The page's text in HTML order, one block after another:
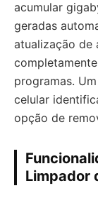
acumular
geradas
atualização de
programas.
celular
opção de
Limpador